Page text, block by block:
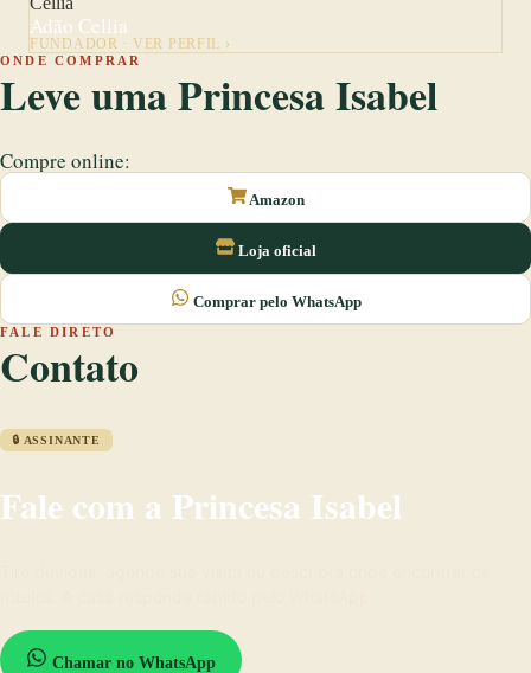
Adão Cellia
FUNDADOR · VER PERFIL ›
ONDE COMPRAR
Leve uma Princesa Isabel
Compre online:
Amazon
Loja oficial
Comprar pelo WhatsApp
FALE DIRETO
Contato
🔒 ASSINANTE
Fale com a Princesa Isabel
Chamar no WhatsApp